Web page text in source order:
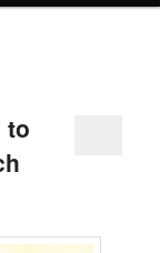
to